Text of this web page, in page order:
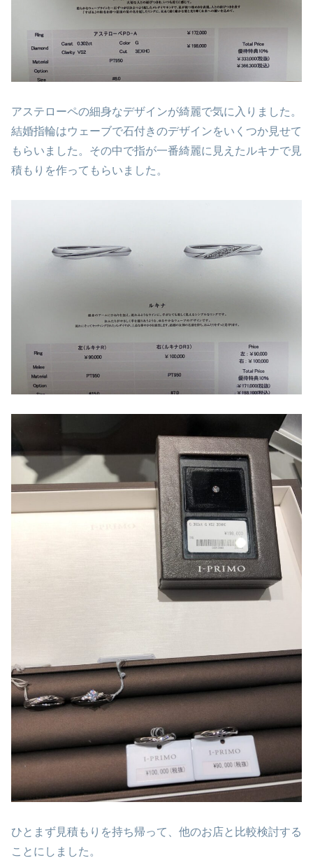
アステローペの細身なデザインが綺麗で気に入りました。
結婚指輪はウェーブで石付きのデザインをいくつか見せて
もらいました。その中で指が一番綺麗に見えたルキナで見
積もりを作ってもらいました。
ひとまず見積もりを持ち帰って、他のお店と比較検討する
ことにしました。